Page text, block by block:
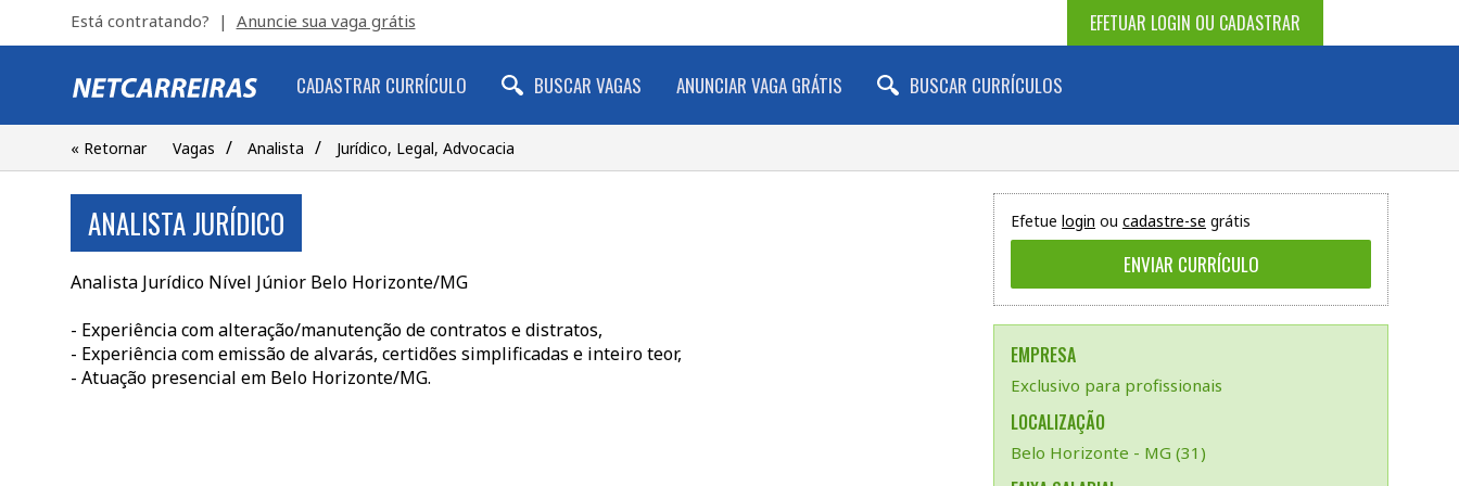
EFETUAR LOGIN OU CADASTRAR
Está contratando? | Anuncie sua vaga grátis
CADASTRAR CURRÍCULO BUSCAR VAGAS ANUNCIAR VAGA GRÁTIS BUSCAR CURRÍCULOS
« Retornar Vagas / Analista / Jurídico, Legal, Advocacia
Efetue login ou cadastre-se grátis
EMPRESA
Exclusivo para profissionais
LOCALIZAÇÃO
Belo Horizonte - MG (31)
ANALISTA JURÍDICO
Analista Jurídico Nível Júnior Belo Horizonte/MG
- Experiência com alteração/manutenção de contratos e distratos,
- Experiência com emissão de alvarás, certidões simplificadas e inteiro teor,
- Atuação presencial em Belo Horizonte/MG.